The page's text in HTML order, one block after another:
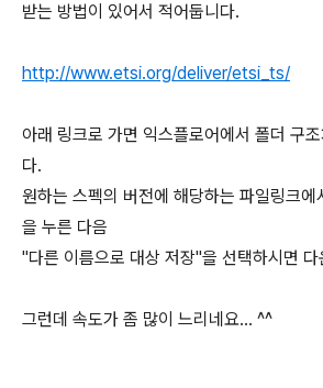
받는 방법이 있어서 적어둡니다.
http://www.etsi.org/deliver/etsi_ts/
아래 링크로 가면 익스플로어에서 폴더 구
다.
원하는 스펙의 버전에 해당하는 파일링크에
을 누른 다음
"다른 이름으로 대상 저장"을 선택하시면
그런데 속도가 좀 많이 느리네요... ^^